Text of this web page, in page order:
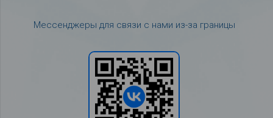
Мессенджеры для связи с нами из-за границы